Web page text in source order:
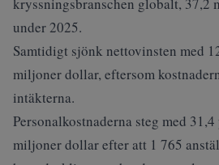
under 2025.
Samtidigt sjönk nettovinsten med
miljoner dollar, eftersom
intäkterna.
Personalkostnaderna steg med
miljoner dollar efter att 1 765